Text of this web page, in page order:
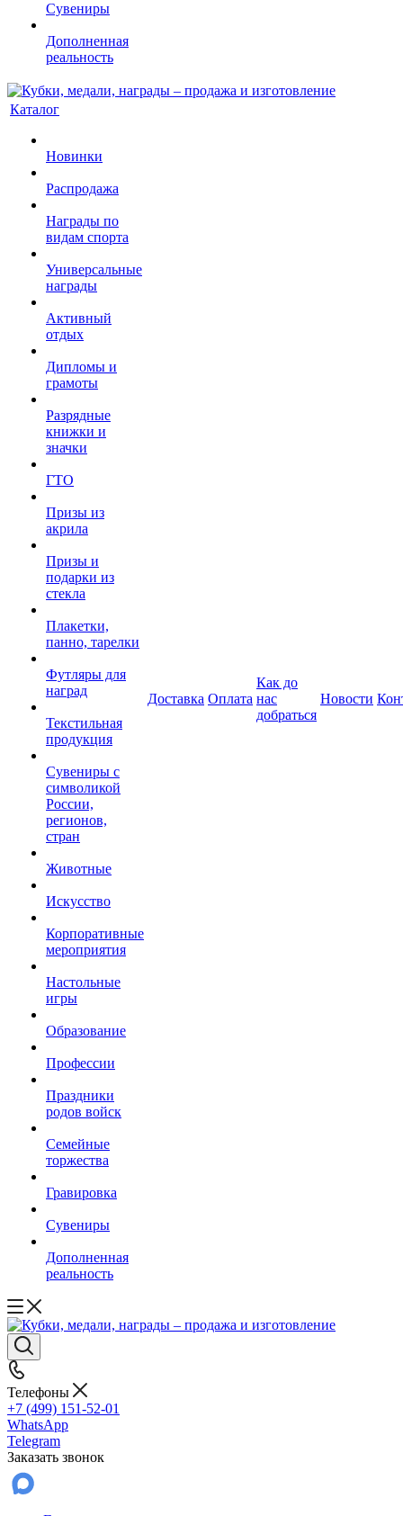
Сувениры
Дополненная
реальность
Каталог
Новинки
Распродажа
Награды по
видам спорта
Универсальные
награды
Активный
отдых
Дипломы и
грамоты
Разрядные
книжки и
значки
ГТО
Призы из
акрила
Призы и
подарки из
стекла
Плакетки,
панно, тарелки
Футляры для
наград
Текстильная
продукция
Сувениры с
символикой
России,
регионов,
стран
Животные
Искусство
Корпоративные
мероприятия
Настольные
игры
Образование
Профессии
Праздники
родов войск
Семейные
торжества
Гравировка
Сувениры
Дополненная
реальность
Доставка Оплата
Как до
нас
добраться
Новости
Телефоны
+7 (499) 151-52-01
WhatsApp
Telegram
Заказать звонок